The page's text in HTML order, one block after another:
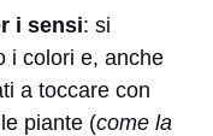
i sensi: si
i colori e, anche
a toccare con
piante (come la